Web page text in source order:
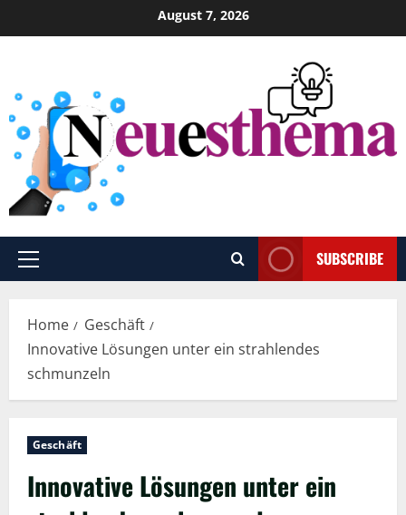
to
August 7, 2026
Primary
SUBSCRIBE
Home
Geschäft
Innovative Lösungen unter ein strahlendes
schmunzeln
Geschäft
Innovative Lösungen unter ein